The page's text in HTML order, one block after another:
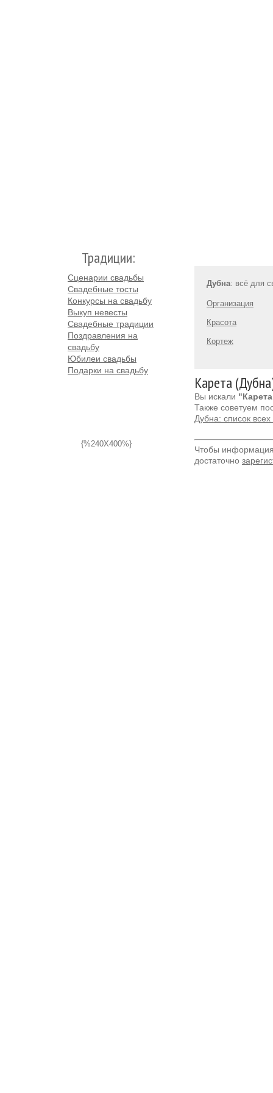
Традиции:
Сценарии свадьбы
Свадебные тосты
Конкурсы на свадьбу
Выкуп невесты
Свадебные традиции
Поздравления на
свадьбу
Юбилеи свадьбы
Подарки на свадьбу
{%240X400%}
Дубна: всё для
Организация
Красота
Кортеж
Карета
Вы искали
Также советуем
Дубна: список
Чтобы
достаточно